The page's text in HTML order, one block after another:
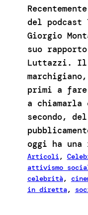
del
Giorgio
suo
Luttazzi. Il
primi a
a chiamarla
secondo,
oggi ha una
Articoli,
attivismo
celebrità,
in diretta,